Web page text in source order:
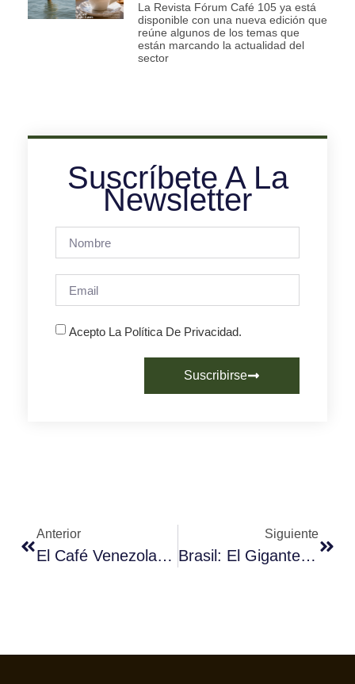
La Revista Fórum Café 105 ya está
disponible con una nueva edición que
reúne algunos de los temas que
están marcando la actualidad del
sector
Suscríbete A La
Newsletter
Acepto La Política De Privacidad.
Suscribirse
Anterior
El Café Venezolano: Una Historia De Aroma, Tradición Y Calidad
Siguiente
Brasil: El Gigante Indiscutible Del Café Sostenible Y De Especialidad